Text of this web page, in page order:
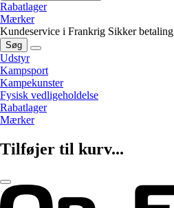
Rabatlager
Mærker
Kundeservice i Frankrig Sikker betaling
Søg
Udstyr
Kampsport
Kampekunster
Fysisk vedligeholdelse
Rabatlager
Mærker
Tilføjer til kurv...